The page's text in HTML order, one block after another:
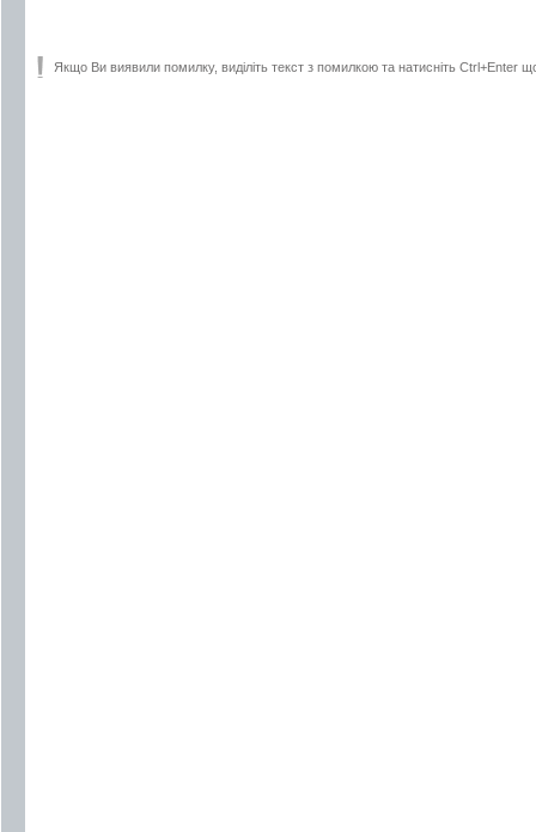
Якщо Ви виявили помилку, виділіть текст з помилкою та натисніть Ctrl+Enter